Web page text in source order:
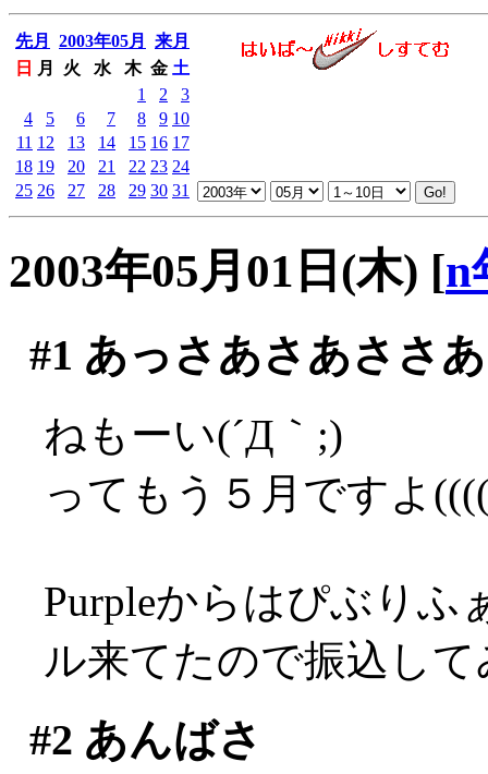
先月 2003年05月
来月
日
月 火 水 木 金 土
1
2
3
4
5 6 7 8 9 10
11 12 13 14 15 16 17
18 19 20 21 22 23 24
25 26 27 28 29 30 31
2003年05月01日(木) [n
#1 あっさあさあささ
ねもーい(´Д｀;)
ってもう５月ですよ
Purpleからはぴぶりふ
ル来てたので振込し
#2 あんばさ